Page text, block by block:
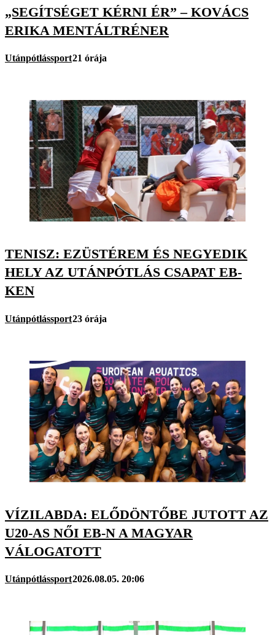
„SEGÍTSÉGET KÉRNI ÉR” – KOVÁCS
ERIKA MENTÁLTRÉNER
Utánpótlássport21 órája
TENISZ: EZÜSTÉREM ÉS NEGYEDIK
HELY AZ UTÁNPÓTLÁS CSAPAT EB-
KEN
Utánpótlássport23 órája
VÍZILABDA: ELŐDÖNTŐBE JUTOTT AZ
U20-AS NŐI EB-N A MAGYAR
VÁLOGATOTT
Utánpótlássport2026.08.05. 20:06